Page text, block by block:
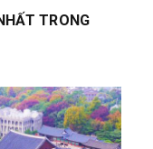
TRONG